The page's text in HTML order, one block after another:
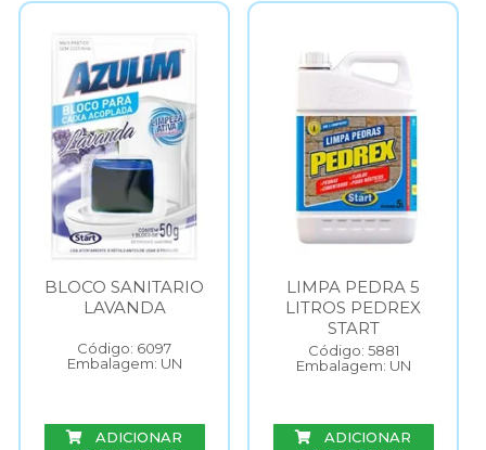
BLOCO SANITARIO
LAVANDA
Código: 6097
Embalagem: UN
ADICIONAR
LIMPA PEDRA 5
LITROS PEDREX
START
Código: 5881
Embalagem: UN
ADICIONAR